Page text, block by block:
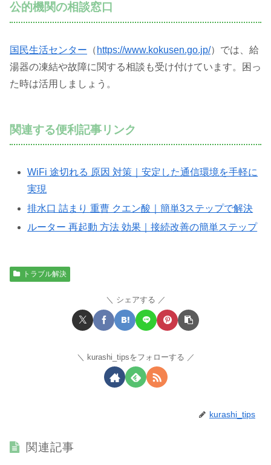
公的機関の相談窓口
国民生活センター （ https://www.kokusen.go.jp/）では、給
湯器の凍結や故障に関する相談も受け付けています。困っ
た時は活用しましょう。
関連する便利記事リンク
WiFi 途切れる 原因 対策｜安定した通信環境を手軽に
実現
排水口 詰まり 重曹 クエン酸｜簡単3ステップで解決
ルーター 再起動 方法 効果｜接続改善の簡単ステップ
トラブル解決
シェアする
kurashi_tipsをフォローする
kurashi_tips
関連記事